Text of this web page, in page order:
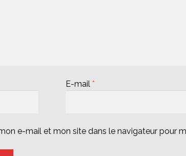
E-mail *
e-mail et mon site dans le navigateur pour